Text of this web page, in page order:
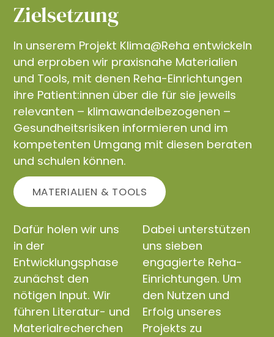
Zielsetzung
In unserem Projekt Klima@Reha entwickeln
und erproben wir praxisnahe Materialien
und Tools, mit denen Reha-Einrichtungen
ihre Patient:innen über die für sie jeweils
relevanten – klimawandelbezogenen –
Gesundheitsrisiken informieren und im
kompetenten Umgang mit diesen beraten
und schulen können.
MATERIALIEN & TOOLS
Dafür holen wir uns
in der
Entwicklungsphase
zunächst den
nötigen Input. Wir
führen Literatur- und
Materialrecherchen
Dabei unterstützen
uns sieben
engagierte Reha-
Einrichtungen. Um
den Nutzen und
Erfolg unseres
Projekts zu